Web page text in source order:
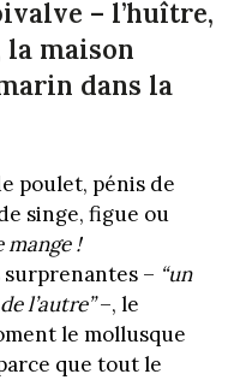
– l’huître,
la maison
dans la
poulet, pénis de
singe, figue ou
mange !
surprenantes – “un
l’autre”–, le
le mollusque
que tout le